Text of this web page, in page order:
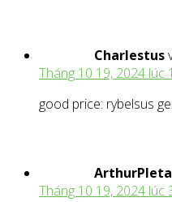
Charlestus
Tháng 10 19, 2024 lúc
good price: rybelsus
ArthurPleta
Tháng 10 19, 2024 lúc